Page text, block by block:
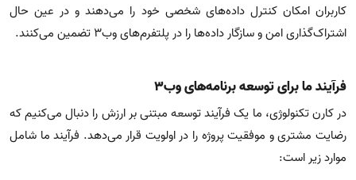
کاربران امکان کنترل داده‌های شخصی خود را می‌دهند و در عین حال
اشتراک‌گذاری امن و سازگار داده‌ها را در پلتفرم‌های وب۳ تضمین می‌کنند.
فرآیند ما برای توسعه برنامه‌های وب۳
در کارن تکنولوژی، ما یک فرآیند توسعه مبتنی بر ارزش را دنبال می‌کنیم که
رضایت مشتری و موفقیت پروژه را در اولویت قرار می‌دهد. فرآیند ما شامل
موارد زیر است: